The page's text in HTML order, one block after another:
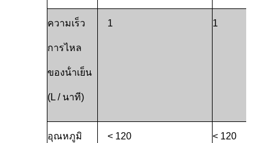
ความเร็ว
การไหล
ของน้ําเย็น
(L / นาที)
1 1
อุณหภูมิ < 120 < 120